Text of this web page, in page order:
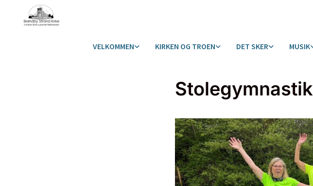
VELKOMMEN KIRKEN OG TROEN DET SKER MUSIK
Stolegymnastik